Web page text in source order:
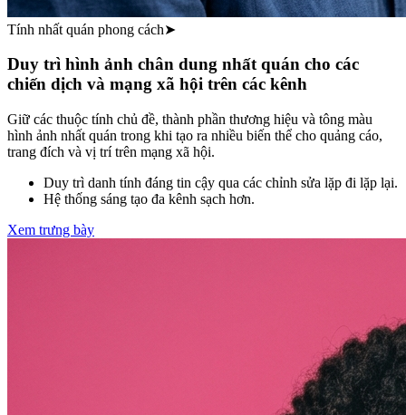
Tính nhất quán phong cách➤
Duy trì hình ảnh chân dung nhất quán cho các
chiến dịch và mạng xã hội trên các kênh
Giữ các thuộc tính chủ đề, thành phần thương hiệu và tông màu
hình ảnh nhất quán trong khi tạo ra nhiều biến thể cho quảng cáo,
trang đích và vị trí trên mạng xã hội.
Duy trì danh tính đáng tin cậy qua các chỉnh sửa lặp đi lặp lại.
Hệ thống sáng tạo đa kênh sạch hơn.
Xem trưng bày